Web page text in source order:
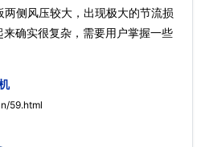
侧风压较大，出现极大的节流损
确实很复杂，需要用户掌握一些
59.html